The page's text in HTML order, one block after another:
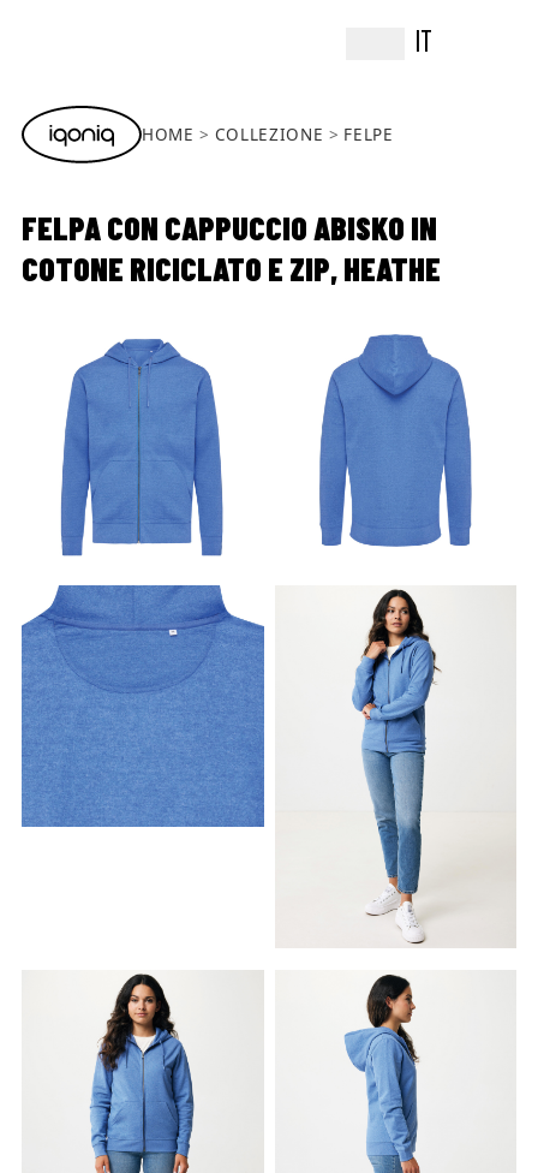
IT
HOME COLLEZIONE FELPE
FELPA CON CAPPUCCIO ABISKO IN
COTONE RICICLATO E ZIP, HEATHE